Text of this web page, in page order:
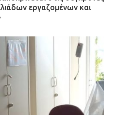
εργαζομένων και